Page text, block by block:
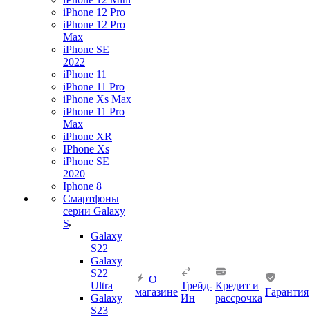
iPhone 12 Pro
iPhone 12 Pro
Max
iPhone SE
2022
iPhone 11
iPhone 11 Pro
iPhone Xs Max
iPhone 11 Pro
Max
iPhone XR
IPhone Xs
iPhone SE
2020
Iphone 8
Смартфоны
серии Galaxy
S
Galaxy
S22
Galaxy
S22
Ultra
Galaxy
S23
О
магазине
Трейд-
Ин
Кредит и
рассрочка
Гарантия